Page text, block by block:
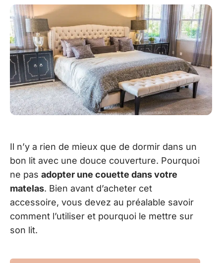
Il n’y a rien de mieux que de dormir dans un
bon lit avec une douce couverture. Pourquoi
ne pas adopter une couette dans votre
matelas. Bien avant d’acheter cet
accessoire, vous devez au préalable savoir
comment l’utiliser et pourquoi le mettre sur
son lit.